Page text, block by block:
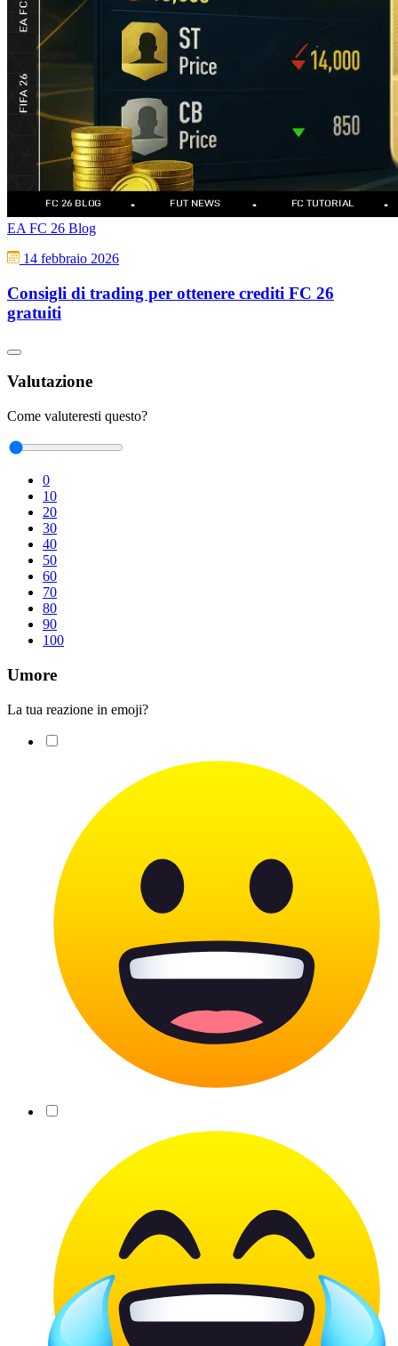
EA FC 26 Blog
14 febbraio 2026
Consigli di trading per ottenere crediti FC 26
gratuiti
Valutazione
Come valuteresti questo?
0
10
20
30
40
50
60
70
80
90
100
Umore
La tua reazione in emoji?